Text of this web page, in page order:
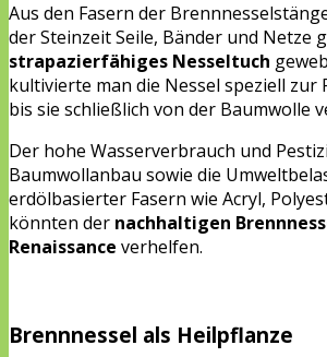
Aus den Fasern der
der Steinzeit Seile, Bänder und Netze
strapazierfähiges Nesseltuch
kultivierte man die Nessel speziell zur
bis sie schließlich von der Baumwolle
Der hohe Wasserverbrauch und
Baumwollanbau sowie die
erdölbasierter Fasern wie Acryl,
könnten der nachhaltigen
Renaissance verhelfen.
Brennnessel als Heilpflanze